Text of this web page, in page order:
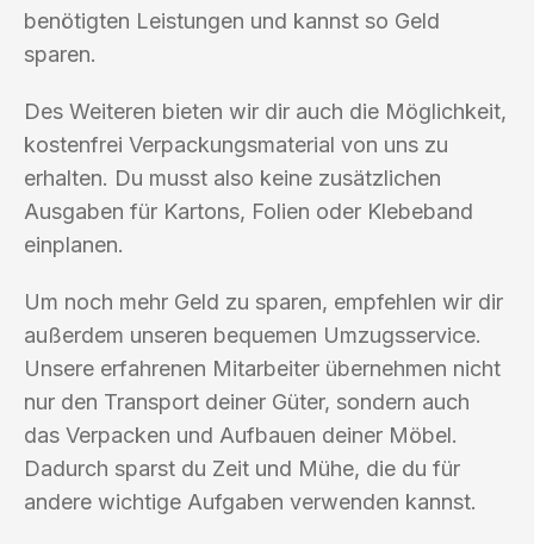
benötigten Leistungen und kannst so Geld
sparen.
Des Weiteren bieten wir dir auch die Möglichkeit,
kostenfrei Verpackungsmaterial von uns zu
erhalten. Du musst also keine zusätzlichen
Ausgaben für Kartons, Folien oder Klebeband
einplanen.
Um noch mehr Geld zu sparen, empfehlen wir dir
außerdem unseren bequemen Umzugsservice.
Unsere erfahrenen Mitarbeiter übernehmen nicht
nur den Transport deiner Güter, sondern auch
das Verpacken und Aufbauen deiner Möbel.
Dadurch sparst du Zeit und Mühe, die du für
andere wichtige Aufgaben verwenden kannst.